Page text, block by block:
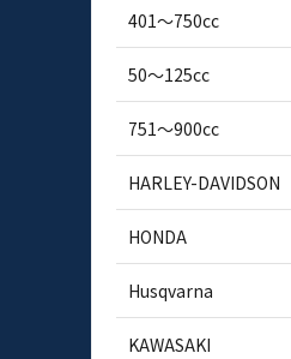
401〜750cc
50〜125cc
751〜900cc
HARLEY-DAVIDSON
HONDA
Husqvarna
KAWASAKI